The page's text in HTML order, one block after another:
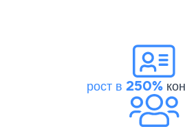
рост в 250%